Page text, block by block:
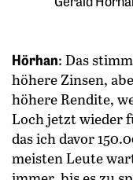
Hörhan: Das
höhere Zinsen,
höhere Rendite,
Loch jetzt wieder
das ich davor
meisten Leute